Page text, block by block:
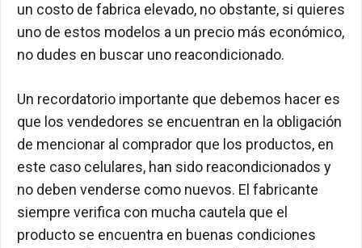
un costo de fabrica elevado, no obstante, si quieres
uno de estos modelos a un precio más económico,
no dudes en buscar uno reacondicionado.
Un recordatorio importante que debemos hacer es
que los vendedores se encuentran en la obligación
de mencionar al comprador que los productos, en
este caso celulares, han sido reacondicionados y
no deben venderse como nuevos. El fabricante
siempre verifica con mucha cautela que el
producto se encuentra en buenas condiciones